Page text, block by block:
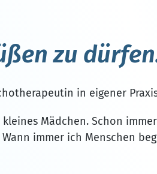
zu
in eigener
Mädchen. Schon
immer ich Menschen